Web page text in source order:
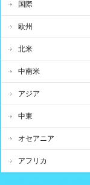
国際
欧州
北米
中南米
アジア
中東
オセアニア
アフリカ